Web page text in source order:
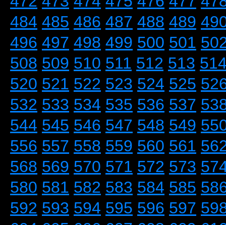
484 485 486 487 488 489
496 497 498 499 500 501
508 509 510 511 512 513
520 521 522 523 524 525
532 533 534 535 536 537
544 545 546 547 548 549
556 557 558 559 560 561
568 569 570 571 572 573
580 581 582 583 584 585
592 593 594 595 596 597